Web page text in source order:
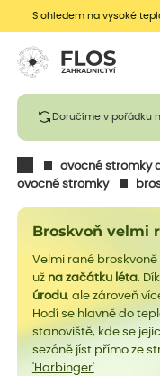
S ohledem na vysoké
Doručíme v pořádku
ovocné stromky
ovocné stromky
Broskvoň velmi
Velmi rané
už na začátku léta.
úrodu, ale zároveň
Hodí se hlavně do
stanoviště, kde se
sezóně jíst přímo ze
'Harbinger'.